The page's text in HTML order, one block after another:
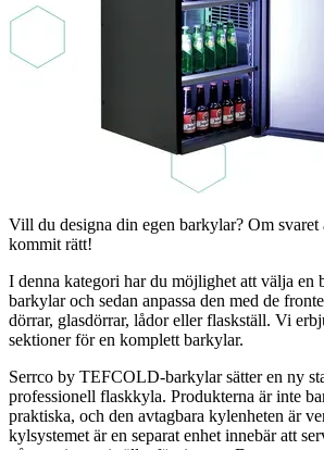
Vill du designa din egen barkylar? Om svaret
kommit rätt!
I denna kategori har du möjlighet att välja en
barkylar och sedan anpassa den med de
dörrar, glasdörrar, lådor eller flaskställ. Vi
sektioner för en komplett barkylar.
Serrco by TEFCOLD-barkylar sätter en ny
professionell flaskkyla. Produkterna är inte
praktiska, och den avtagbara kylenheten är
kylsystemet är en separat enhet innebär att